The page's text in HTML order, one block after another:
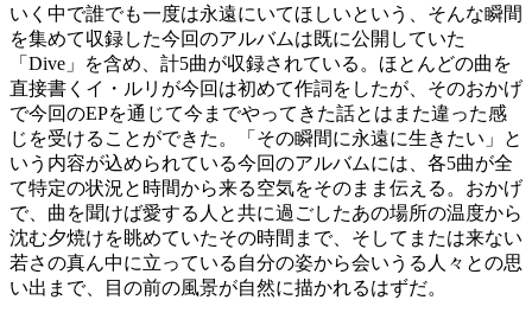
いく中で誰でも一度は永遠にいてほしいという、そんな瞬間
を集めて収録した今回のアルバムは既に公開していた
「Dive」を含め、計5曲が収録されている。ほとんどの曲を
直接書くイ・ルリが今回は初めて作詞をしたが、そのおかげ
で今回のEPを通じて今までやってきた話とはまた違った感
じを受けることができた。「その瞬間に永遠に生きたい」と
いう内容が込められている今回のアルバムには、各5曲が全
て特定の状況と時間から来る空気をそのまま伝える。おかげ
で、曲を聞けば愛する人と共に過ごしたあの場所の温度から
沈む夕焼けを眺めていたその時間まで、そしてまたは来ない
若さの真ん中に立っている自分の姿から会いうる人々との思
い出まで、目の前の風景が自然に描かれるはずだ。